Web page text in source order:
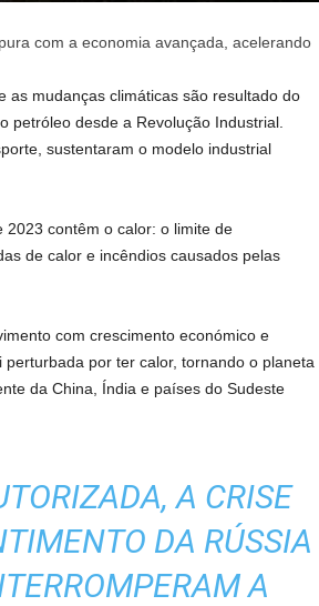
com a economia avançada, acelerando
as mudanças climáticas são resultado do
petróleo desde a Revolução Industrial.
sustentaram o modelo industrial
contêm o calor: o limite de
de calor e incêndios causados ​​pelas
com crescimento económico e
por ter calor, tornando o planeta
da China, Índia e países do Sudeste
A CRISE
DA RÚSSIA
A